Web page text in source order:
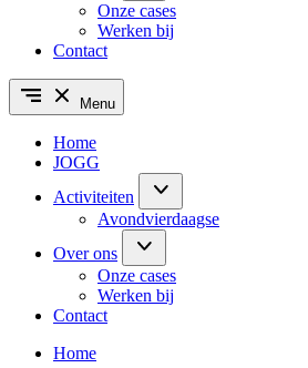
Onze cases
Werken bij
Contact
Menu
Home
JOGG
Activiteiten
Avondvierdaagse
Over ons
Onze cases
Werken bij
Contact
Home